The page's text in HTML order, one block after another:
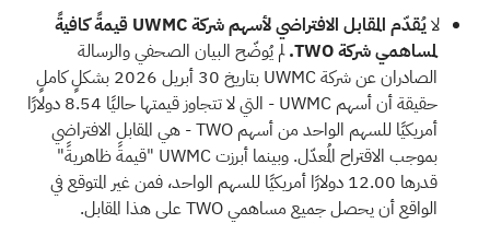
لا
يُقدّم المقابل الافتراضي لأسهم شركة UWMC قيمةً كافيةً
لمساهمي شركة TWO.
لم يُوضّح البيان الصحفي والرسالة
الصادران عن شركة UWMC بتاريخ 30 أبريل 2026 بشكلٍ كاملٍ
حقيقة أن أسهم UWMC - التي لا تتجاوز قيمتها حاليًا 8.54 دولارًا
أمريكيًا للسهم الواحد من أسهم TWO - هي المقابل الافتراضي
بموجب الاقتراح المُعدّل. وبينما أبرزت UWMC "قيمةً ظاهريةً"
قدرها 12.00 دولارًا أمريكيًا للسهم الواحد، فمن غير المتوقع في
الواقع أن يحصل جميع مساهمي TWO على هذا المقابل.